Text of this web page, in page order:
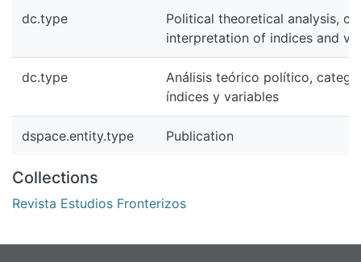
dc.type
Political theoretical analysis,
interpretation of indices and
dc.type
Análisis teórico político,
índices y variables
dspace.entity.type Publication
Collections
Revista Estudios Fronterizos